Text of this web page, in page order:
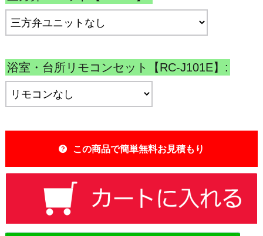
浴室・台所リモコンセット【RC-J101E】:
この商品で簡単無料お見積もり